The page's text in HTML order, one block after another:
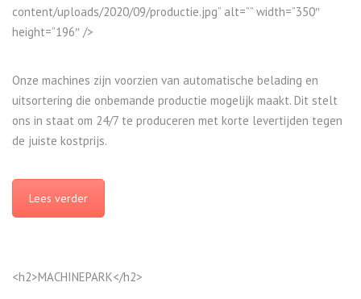
content/uploads/2020/09/productie.jpg” alt=”” width=”350″
height=”196″ />
Onze machines zijn voorzien van automatische belading en
uitsortering die onbemande productie mogelijk maakt. Dit stelt
ons in staat om 24/7 te produceren met korte levertijden tegen
de juiste kostprijs.
Lees verder
<h2>MACHINEPARK</h2>